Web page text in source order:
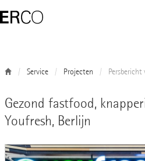
Service Projecten
Gezond fastfood,
Youfresh, Berlijn